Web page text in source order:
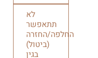
לא
תתאפשר
החלפה/החזרה
(ביטול)
בגין